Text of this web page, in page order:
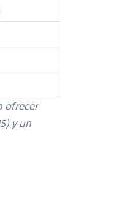
ofrecer
y un